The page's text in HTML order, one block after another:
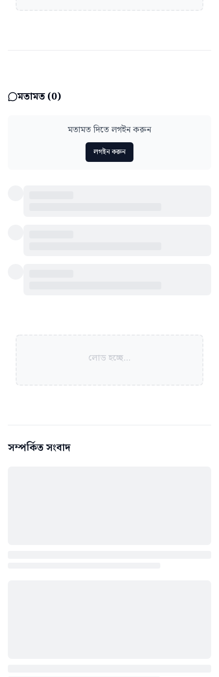
মতামত (0)
মতামত দিতে লগইন করুন
লগইন করুন
লোড হচ্ছে...
সম্পর্কিত সংবাদ